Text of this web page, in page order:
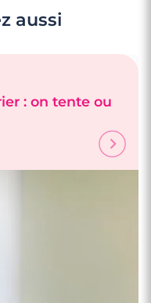
aussi
: on tente ou